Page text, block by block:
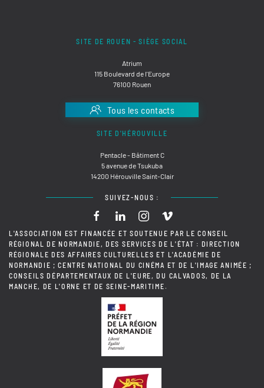
SITE DE ROUEN - SIÈGE SOCIAL
Atrium
115 Boulevard de l'Europe
76100 Rouen
Tous les contacts
SITE D'HÉROUVILLE
Pentacle - Bâtiment C
5 avenue de Tsukuba
14200 Hérouville Saint-Clair
SUIVEZ-NOUS :
L'ASSOCIATION EST FINANCÉE ET SOUTENUE PAR LE CONSEIL
RÉGIONAL DE NORMANDIE, DES SERVICES DE L'ÉTAT : DIRECTION
RÉGIONALE DES AFFAIRES CULTURELLES ET L'ACADÉMIE DE
NORMANDIE ; CENTRE NATIONAL DU CINÉMA ET DE L'IMAGE ANIMÉE ;
CONSEILS DÉPARTEMENTAUX DE L'EURE, DU CALVADOS, DE LA
MANCHE, DE L'ORNE ET DE SEINE-MARITIME.